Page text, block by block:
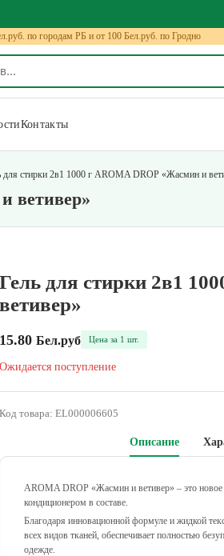
по городам РБ и от 100 Бел.руб. по Гродно
Контакты
для стирки 2в1 1000 г AROMA DROP «Жасмин и
ветивер»
Гель для стирки 2в1
ветивер»
15.80 Бел.руб Цена за 1 шт.
Ожидается поступление
Код товара: EL000006605
Описание
AROMA DROP «Жасмин и ветивер» – это новое
кондиционером в составе.
Благодаря инновационной формуле и жидкой
всех видов тканей, обеспечивает полностью
одежде.